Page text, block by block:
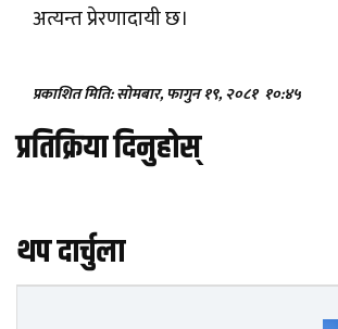
अत्यन्त प्रेरणादायी छ।
प्रकाशित मिति: सोमबार, फागुन १९, २०८१ १०:४५
प्रतिक्रिया दिनुहोस्
थप दार्चुला